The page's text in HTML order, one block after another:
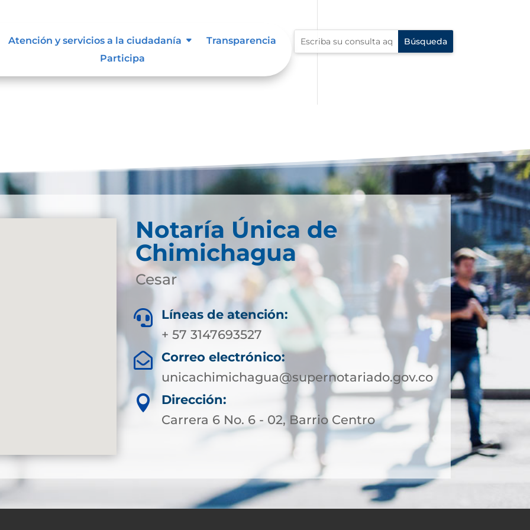
Atención y servicios a la ciudadanía
Transparencia
Participa
niñas y adolescentes
Notaría Única de
Chimichagua
Cesar

Líneas de atención:
+ 57 3147693527

Correo electrónico:
unicachimichagua@supernotariado.gov.co

Dirección:
Carrera 6 No. 6 - 02, Barrio Centro